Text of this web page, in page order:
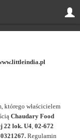
którego właścicielem
Chaudary Food
22 lok. U4, 02-672
Regulamin